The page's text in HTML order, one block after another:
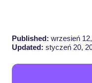
Published: wrzesień
Updated: styczeń 20,